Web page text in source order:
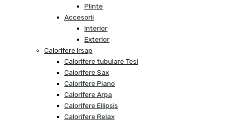
Plinte
Accesorii
Interior
Exterior
Calorifere Irsap
Calorifere tubulare Tesi
Calorifere Sax
Calorifere Piano
Calorifere Arpa
Calorifere Ellipsis
Calorifere Relax